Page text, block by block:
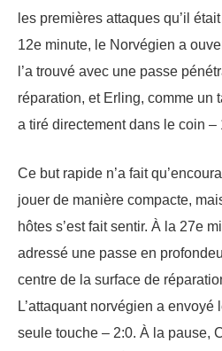
les premières attaques qu’il
12e minute, le Norvégien a
l’a trouvé avec une passe
réparation, et Erling, comme un
a tiré directement dans le coin –
Ce but rapide n’a fait
jouer de manière compacte,
hôtes s’est fait sentir. À la 27e
adressé une passe en
centre de la surface de
L’attaquant norvégien a
seule touche – 2:0. À la pause,